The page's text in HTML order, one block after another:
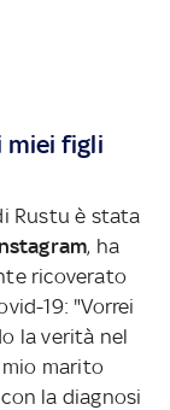
miei figli
Rustu è stata
, ha
ricoverato
19: "Vorrei
la verità nel
marito
con la diagnosi